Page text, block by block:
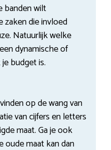
banden wilt
zaken die invloed
Natuurlijk welke
dynamische of
budget is.
op de wang van
van cijfers en letters
maat. Ga je ook
oude maat kan dan